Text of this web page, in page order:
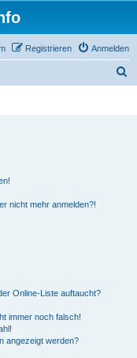
Anmelden
Registrieren
nicht mehr anmelden?!
Online-Liste auftaucht?
immer noch falsch!
angezeigt werden?